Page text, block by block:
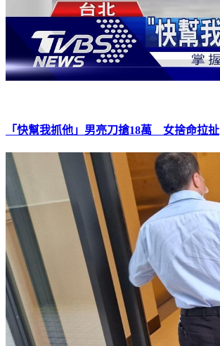
「快幫我抓他」男亮刀搶18萬 女捨命拉扯